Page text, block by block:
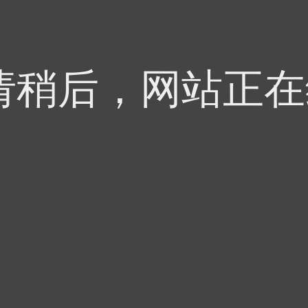
稍后，网站正